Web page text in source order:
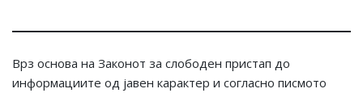
Врз основа на Законот за слободен пристап до
информациите од јавен карактер и согласно писмото